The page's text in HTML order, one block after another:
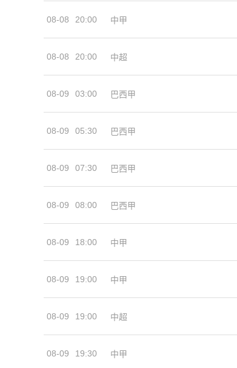
08-08 20:00 中甲
08-08 20:00 中超
08-09 03:00 巴西甲
08-09 05:30 巴西甲
08-09 07:30 巴西甲
08-09 08:00 巴西甲
08-09 18:00 中甲
08-09 19:00 中甲
08-09 19:00 中超
08-09 19:30 中甲